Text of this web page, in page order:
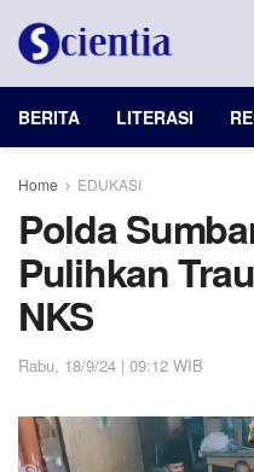
BERITA LITERASI
Home EDUKASI
Polda
Pulihkan
NKS
Rabu, 18/9/24 | 09:12 WIB